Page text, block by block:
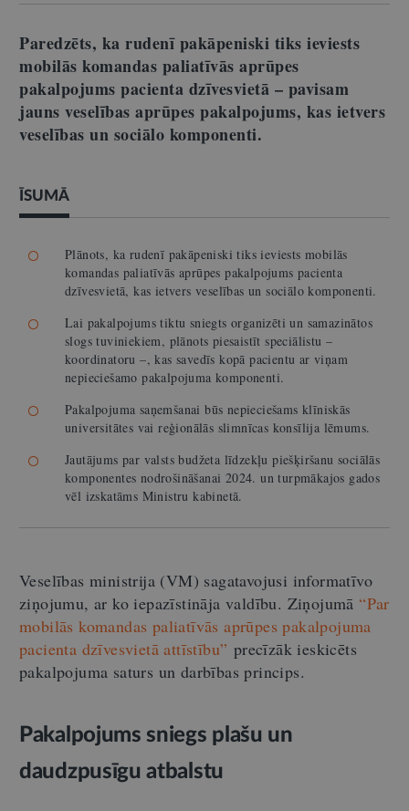
Paredzēts, ka rudenī pakāpeniski tiks ieviests
mobilās komandas paliatīvās aprūpes
pakalpojums pacienta dzīvesvietā – pavisam
jauns veselības aprūpes pakalpojums, kas ietvers
veselības un sociālo komponenti.
ĪSUMĀ
Plānots, ka rudenī pakāpeniski tiks ieviests mobilās
komandas paliatīvās aprūpes pakalpojums pacienta
dzīvesvietā, kas ietvers veselības un sociālo komponenti.
Lai pakalpojums tiktu sniegts organizēti un samazinātos
slogs tuviniekiem, plānots piesaistīt speciālistu –
koordinatoru –, kas savedīs kopā pacientu ar viņam
nepieciešamo pakalpojuma komponenti.
Pakalpojuma saņemšanai būs nepieciešams klīniskās
universitātes vai reģionālās slimnīcas konsīlija lēmums.
Jautājums par valsts budžeta līdzekļu piešķiršanu sociālās
komponentes nodrošināšanai 2024. un turpmākajos gados
vēl izskatāms Ministru kabinetā.
Veselības ministrija (VM) sagatavojusi informatīvo
ziņojumu, ar ko iepazīstināja valdību. Ziņojumā “Par
mobilās komandas paliatīvās aprūpes pakalpojuma
pacienta dzīvesvietā attīstību” precīzāk ieskicēts
pakalpojuma saturs un darbības princips.
Pakalpojums sniegs plašu un
daudzpusīgu atbalstu